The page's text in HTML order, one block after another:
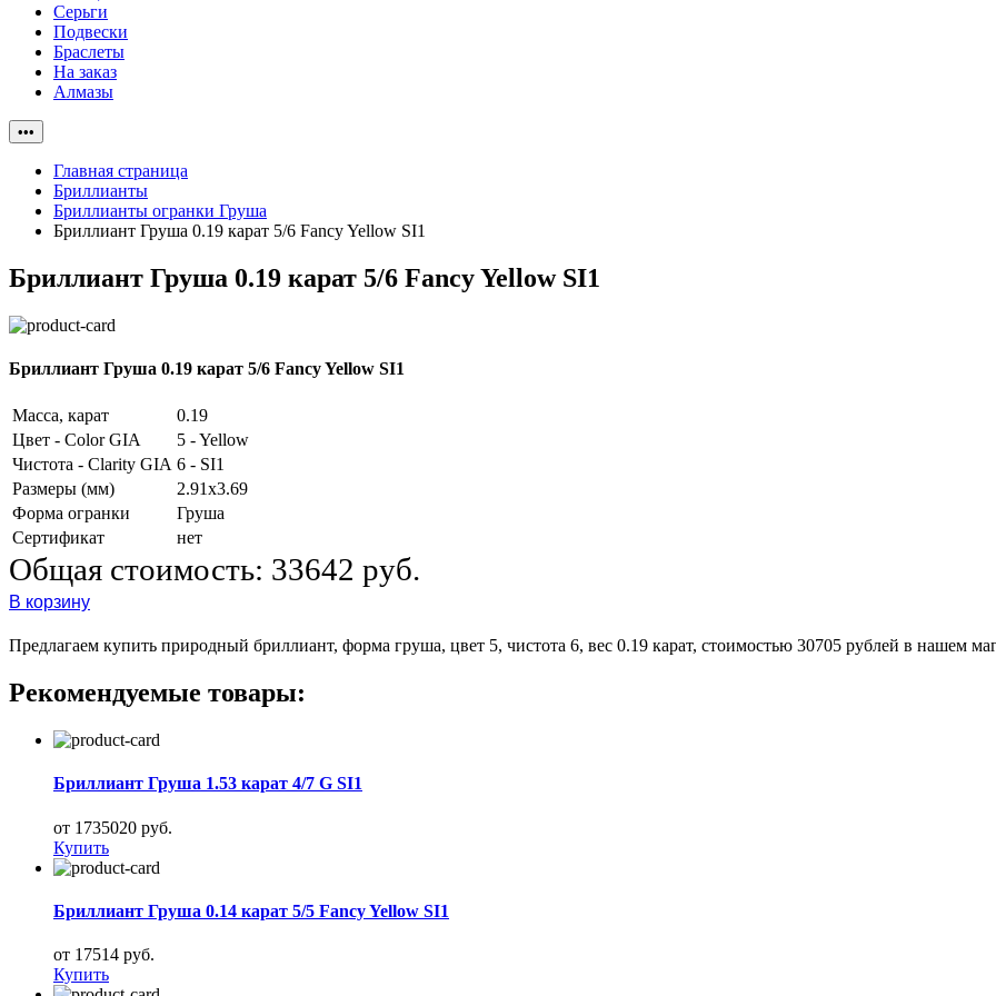
Серьги
Подвески
Браслеты
На заказ
Алмазы
•••
Главная страница
Бриллианты
Бриллианты огранки Груша
Бриллиант Груша 0.19 карат 5/6 Fancy Yellow SI1
Бриллиант Груша 0.19 карат 5/6 Fancy Yellow SI1
Бриллиант Груша 0.19 карат 5/6 Fancy Yellow SI1
Масса, карат
0.19
Цвет - Color GIA
5 - Yellow
Чистота - Clarity GIA 6 - SI1
Размеры (мм)
2.91x3.69
Форма огранки
Груша
Сертификат
нет
Общая стоимость: 33642 руб.
В корзину
Предлагаем купить природный бриллиант, форма груша, цвет 5, чистота 6, вес 0.19 карат, стоимостью 30705 рублей в нашем
Рекомендуемые товары:
Бриллиант Груша 1.53 карат 4/7 G SI1
от 1735020 руб.
Купить
Бриллиант Груша 0.14 карат 5/5 Fancy Yellow SI1
от 17514 руб.
Купить